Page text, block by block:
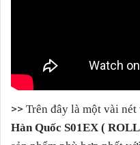
>> Trên đây là một vài nét
Hàn Quốc S01EX (